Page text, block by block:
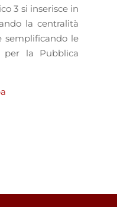
3 si inserisce in
la centralità
semplificando le
per la Pubblica